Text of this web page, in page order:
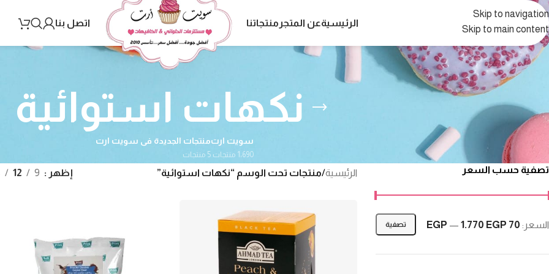
Skip to navigation
Skip to main content
الرئيسيةعن المتجر منتجاتنا اتصل بنا
نكهات استوائية
سويت ارت
1٬690 منتجات
منتجات الجديدة فى سويت ارت
5 منتجات
تصفية حسب السعر
تصفية السعر: 70 EGP
— 1.770 EGP
الرئيسية/منتجات تحت الوسم “نكهات استوائية” إظهر 9
12